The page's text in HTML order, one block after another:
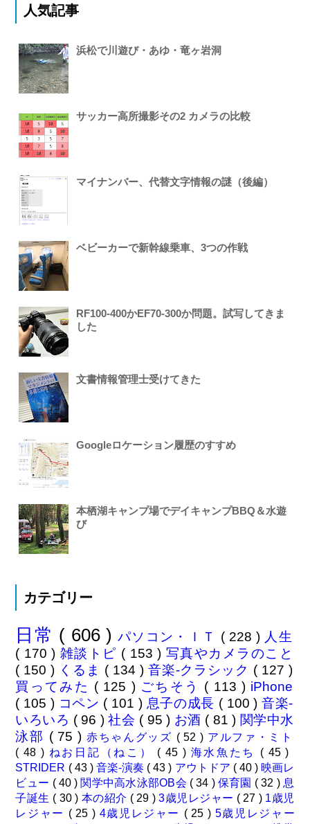
人気記事
浜松で川遊び・あゆ・竜ヶ岩洞
サッカー高所撮影その2 カメラの比較
マイナンバー、代替文字情報の謎（後編）
ベビーカーで新幹線乗車、3つの作戦
RF100-400かEF70-300か問題。試写してきま
した
文書情報管理士受けてきた
Googleロケーション履歴のすすめ
本栖湖キャンプ場でデイキャンプBBQ＆水遊
び
カテゴリー
日常 ( 606 )パソコン・ＩＴ ( 228 ) 人生
( 170 ) 雑談トピ ( 153 ) 写真やカメラのこと
( 150 ) くるま ( 134 ) 音楽-クラシック ( 127 )
買ってみた ( 125 ) ごちそう ( 113 ) iPhone
( 105 ) コペン ( 101 ) 息子の成長 ( 100 )音楽-
いろいろ ( 96 )社会 ( 95 ) お酒 ( 81 ) 関学中水
泳部 ( 75 ) 赤ちゃんグッズ ( 52 ) アルファ・ミト
( 48 ) ねお日記（ねこ） ( 45 ) 海水魚たち ( 45 )
STRIDER ( 43 ) 音楽-演奏 ( 43 ) アウトドア ( 40 ) 映画レ
ビュー ( 40 ) 関学中高水泳部OB会 ( 34 ) 保育園 ( 32 ) 息
子誕生 ( 30 ) 本の紹介 ( 29 )3歳児レジャー ( 27 ) 1歳児
レジャー ( 25 ) 4歳児レジャー ( 25 ) 5歳児レジャー